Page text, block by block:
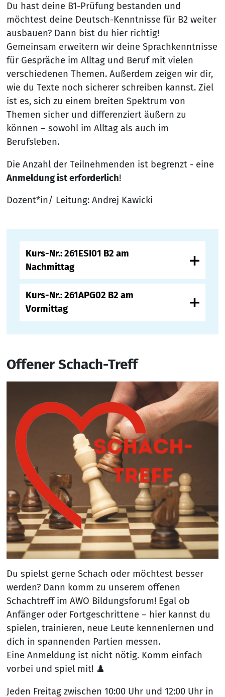
Du hast deine B1-Prüfung bestanden und
möchtest deine Deutsch-Kenntnisse für B2 weiter
ausbauen? Dann bist du hier richtig!
Gemeinsam erweitern wir deine Sprachkenntnisse
für Gespräche im Alltag und Beruf mit vielen
verschiedenen Themen. Außerdem zeigen wir dir,
wie du Texte noch sicherer schreiben kannst. Ziel
ist es, sich zu einem breiten Spektrum von
Themen sicher und differenziert äußern zu
können – sowohl im Alltag als auch im
Berufsleben.
Die Anzahl der Teilnehmenden ist begrenzt - eine
Anmeldung ist erforderlich!
Dozent*in/ Leitung: Andrej Kawicki
Kurs-Nr.: 261ESI01 B2 am
Nachmittag
Kurs-Nr.: 261APG02 B2 am
Vormittag
Offener Schach-Treff
Du spielst gerne Schach oder möchtest besser
werden? Dann komm zu unserem offenen
Schachtreff im AWO Bildungsforum! Egal ob
Anfänger oder Fortgeschrittene – hier kannst du
spielen, trainieren, neue Leute kennenlernen und
dich in spannenden Partien messen.
Eine Anmeldung ist nicht nötig. Komm einfach
vorbei und spiel mit! ♟️
Jeden Freitag zwischen 10:00 Uhr und 12:00 Uhr in